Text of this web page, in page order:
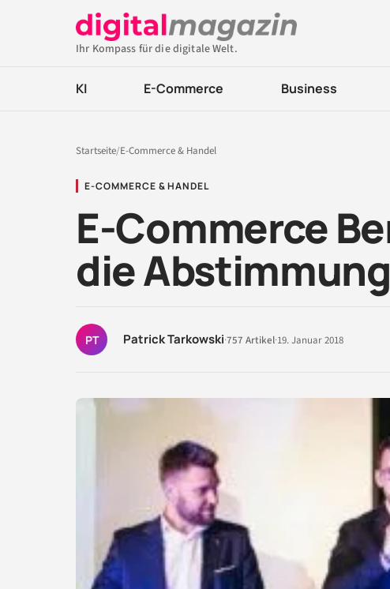
Ihr Kompass für die digitale Welt.
KI E-Commerce Business
Startseite/E-Commerce & Handel
E-COMMERCE & HANDEL
E-Commerce
die
PT Patrick Tarkowski·757 Artikel·19. Januar 2018